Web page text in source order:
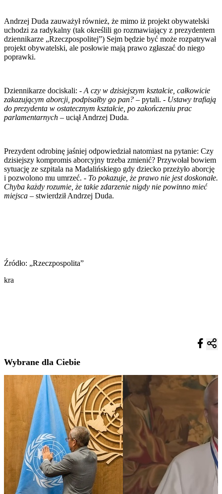
Andrzej Duda zauważył również, że mimo iż projekt obywatelski
uchodzi za radykalny (tak określili go rozmawiający z prezydentem
dziennikarze „Rzeczpospolitej”) Sejm będzie być może rozpatrywał
projekt obywatelski, ale posłowie mają prawo zgłaszać do niego
poprawki.
Dziennikarze dociskali: - A czy w dzisiejszym kształcie, całkowicie
zakazującym aborcji, podpisałby go pan? – pytali. - Ustawy trafiają
do prezydenta w ostatecznym kształcie, po zakończeniu prac
parlamentarnych – uciął Andrzej Duda.
Prezydent odrobinę jaśniej odpowiedział natomiast na pytanie: Czy
dzisiejszy kompromis aborcyjny trzeba zmienić? Przywołał bowiem
sytuację ze szpitala na Madalińskiego gdy dziecko przeżyło aborcję
i pozwolono mu umrzeć. - To pokazuje, że prawo nie jest doskonałe.
Chyba każdy rozumie, że takie zdarzenie nigdy nie powinno mieć
miejsca – stwierdził Andrzej Duda.
Źródło: „Rzeczpospolita”
kra
Wybrane dla Ciebie